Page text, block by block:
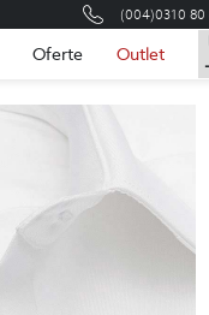
(004)0310 80
Oferte Outlet
Romana